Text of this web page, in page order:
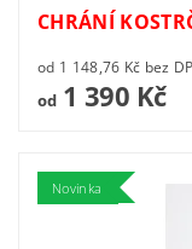
CHRÁNÍ
od 1 148,76 Kč
od1 390 Kč
Novinka